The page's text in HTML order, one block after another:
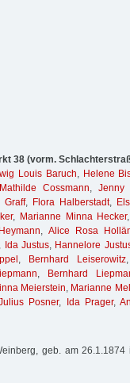
38 (vorm.
Louis Baruch, Helene
Mathilde Cossmann,Jenny
Graff, Flora Halberstadt,
, Marianne Minna Hecker
, Alice Rosa
, Ida Justus, Hannelore
, Bernhard Leiserowitz
,
Bernhard
Meierstein, Marianne
Posner, Ida Prager,
geb. am 26.1.1874